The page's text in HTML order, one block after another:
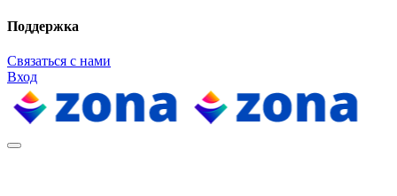
Поддержка
Связаться с нами
Вход